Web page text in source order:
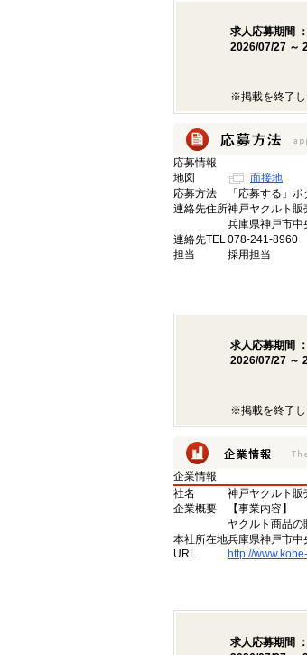
求人応募期間 ：
2026/07/27 ～
※掲載を終了し
応募情報
地図
面接地
応募方法
「応募する」
連絡先住所神戸ヤクルト販
兵庫県神戸市
連絡先TEL078-241-8960
担当
採用担当
求人応募期間 ：
2026/07/27 ～
※掲載を終了し
企業情報
社名
神戸ヤクルト販
企業概要
【事業内容】
ヤクルト商品の
本社所在地兵庫県神戸市
URL
http://
求人応募期間 ：